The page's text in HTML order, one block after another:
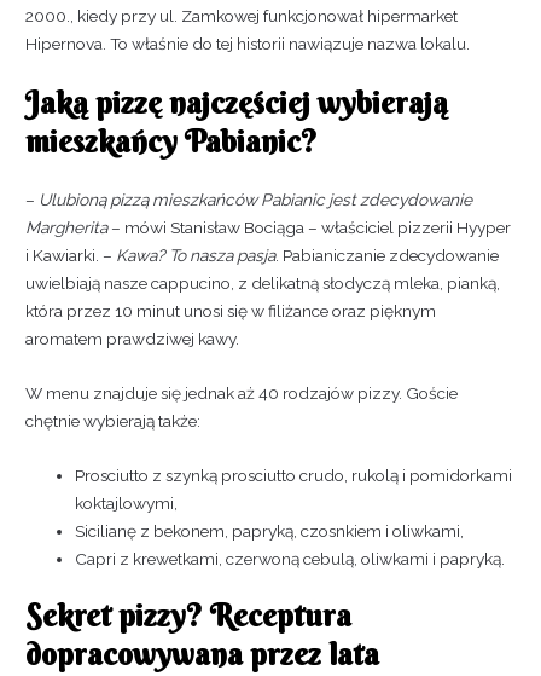
2000., kiedy przy ul. Zamkowejfunkcjonował hipermarket
Hipernova. To właśnie do tej historii nawiązuje nazwa lokalu.
Jaką pizzę najczęściej wybierają
mieszkańcy Pabianic?
– Ulubioną pizzą mieszkańców Pabianic jest zdecydowanie
Margherita– mówi Stanisław Bociąga – właściciel pizzerii Hyyper
i Kawiarki. – Kawa? To nasza pasja. Pabianiczanie zdecydowanie
uwielbiają nasze cappucino, z delikatną słodyczą mleka, pianką,
która przez 10 minut unosi się w filiżance oraz pięknym
aromatem prawdziwej kawy.
W menu znajduje się jednak aż 40 rodzajów pizzy. Goście
chętnie wybierają także:
Prosciutto z szynką prosciutto crudo, rukolą i pomidorkami
koktajlowymi,
Sicilianę z bekonem, papryką, czosnkiem i oliwkami,
Capri z krewetkami, czerwoną cebulą, oliwkami i papryką.
Sekret pizzy? Receptura
dopracowywana przez lata